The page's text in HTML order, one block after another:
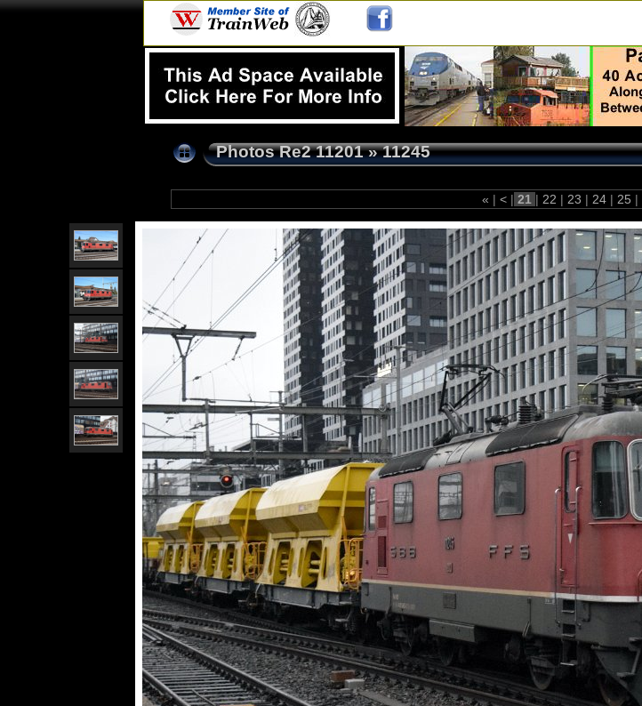
Photos Re2 11201»11245
« | < | 21 | 22 | 23 | 24 | 25 |